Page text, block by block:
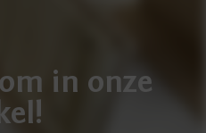
in onze